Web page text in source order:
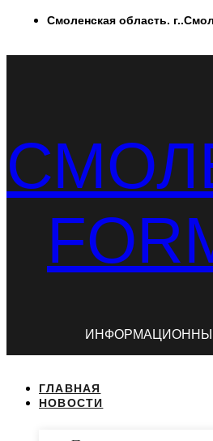
ПерейтиСмоленская область.
ГЛАВНАЯ
НОВОСТИ